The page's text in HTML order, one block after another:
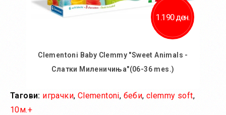
1.190 ден.
Clementoni Baby Clemmy "Sweet Animals -
Слатки Миленичиња"(06-36 mes.)
Во кошничка
Тагови: играчки, Clementoni, беби,clemmy soft,
10м.+